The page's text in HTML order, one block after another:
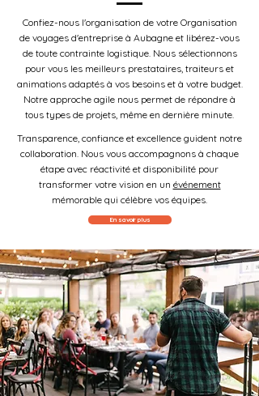
Confiez-nous l'organisation de votre Organisation
de voyages d'entreprise à Aubagne et libérez-vous
de toute contrainte logistique. Nous sélectionnons
pour vous les meilleurs prestataires, traiteurs et
animations adaptés à vos besoins et à votre budget.
Notre approche agile nous permet de répondre à
tous types de projets, même en dernière minute.
Transparence, confiance et excellence guident notre
collaboration. Nous vous accompagnons à chaque
étape avec réactivité et disponibilité pour
transformer votre vision en un événement
mémorable qui célèbre vos équipes.
En savoir plus